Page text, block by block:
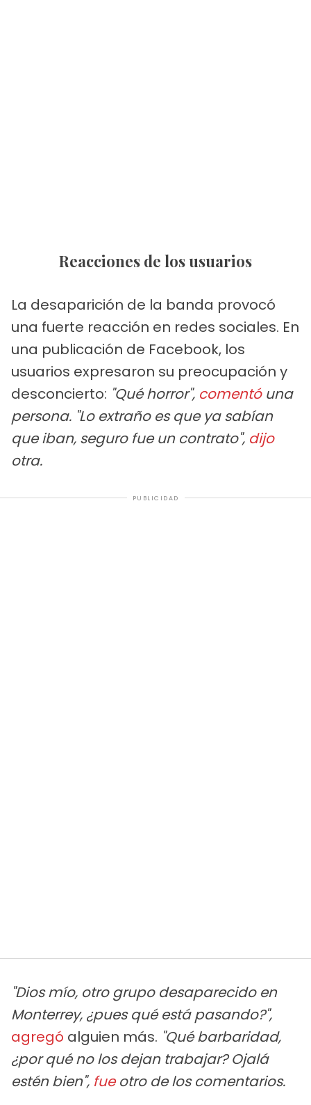
Reacciones de los usuarios
La desaparición de la banda provocó
una fuerte reacción en redes sociales. En
una publicación de Facebook, los
usuarios expresaron su preocupación y
desconcierto: "Qué horror", comentóuna
persona. "Lo extraño es que ya sabían
que iban, seguro fue un contrato", dijo
otra.
PUBLICIDAD
"Dios mío, otro grupo desaparecido en
Monterrey, ¿pues qué está pasando?",
agregó alguien más. "Qué barbaridad,
¿por qué no los dejan trabajar? Ojalá
estén bien", fueotro de los comentarios.